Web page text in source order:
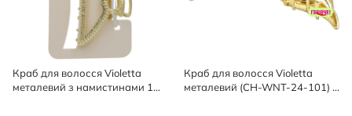
Краб для волосся Violetta
металевий з намистинами 1
Краб для волосся Violetta
металевий (CH-WNT-24-101) 1